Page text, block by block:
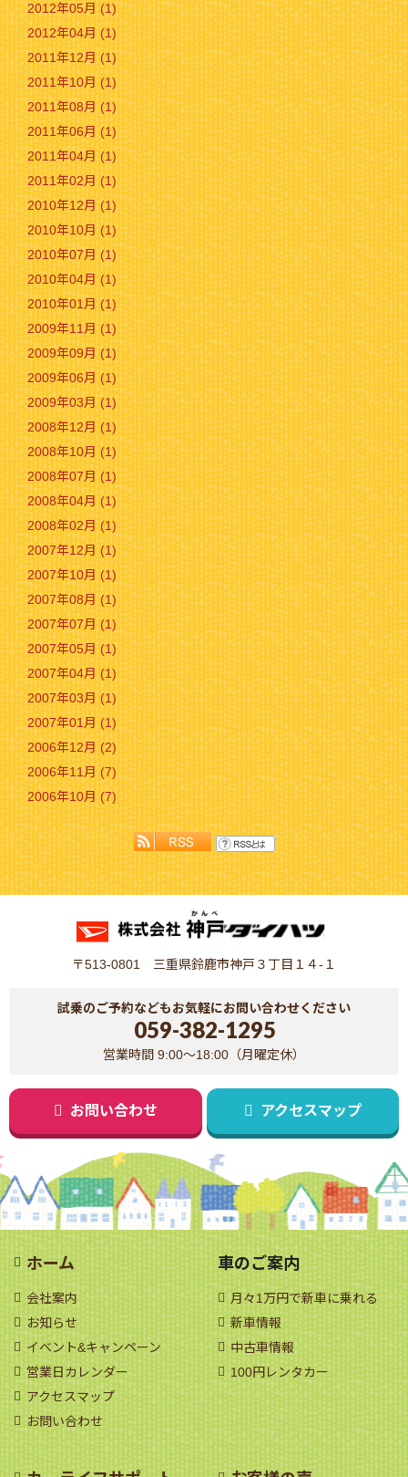
2012年05月 (1)
2012年04月 (1)
2011年12月 (1)
2011年10月 (1)
2011年08月 (1)
2011年06月 (1)
2011年04月 (1)
2011年02月 (1)
2010年12月 (1)
2010年10月 (1)
2010年07月 (1)
2010年04月 (1)
2010年01月 (1)
2009年11月 (1)
2009年09月 (1)
2009年06月 (1)
2009年03月 (1)
2008年12月 (1)
2008年10月 (1)
2008年07月 (1)
2008年04月 (1)
2008年02月 (1)
2007年12月 (1)
2007年10月 (1)
2007年08月 (1)
2007年07月 (1)
2007年05月 (1)
2007年04月 (1)
2007年03月 (1)
2007年01月 (1)
2006年12月 (2)
2006年11月 (7)
2006年10月 (7)
〒513-0801 三重県鈴鹿市神戸３丁目１４-１
試乗のご予約などもお気軽にお問い合わせください
059-382-1295
営業時間 9:00～18:00（月曜定休）
お問い合わせ アクセスマップ
ホーム
会社案内
お知らせ
イベント&キャンペーン
営業日カレンダー
アクセスマップ
お問い合わせ
車のご案内
月々1万円で新車に乗れる
新車情報
中古車情報
100円レンタカー